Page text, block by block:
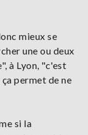
mieux se
une ou deux
à Lyon, "c'est
permet de ne
si la